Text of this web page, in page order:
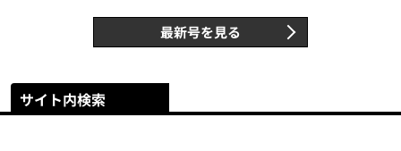
最新号を見る
サイト内検索